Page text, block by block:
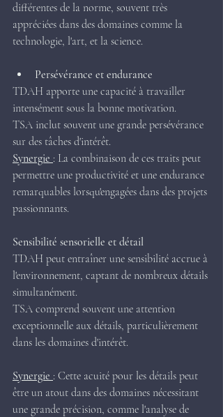
différentes de la norme, souvent très
appréciées dans des domaines comme la
technologie, l'art, et la science.
Persévérance et endurance
TDAH apporte une capacité à travailler
intensément sous la bonne motivation.
TSA inclut souvent une grande persévérance
sur des tâches d'intérêt.
Synergie : La combinaison de ces traits peut
permettre une productivité et une endurance
remarquables lorsqu'engagées dans des projets
passionnants.
Sensibilité sensorielle et détail
TDAH peut entraîner une sensibilité accrue à
l'environnement, captant de nombreux détails
simultanément.
TSA comprend souvent une attention
exceptionnelle aux détails, particulièrement
dans les domaines d'intérêt.
Synergie : Cette acuité pour les détails peut
être un atout dans des domaines nécessitant
une grande précision, comme l'analyse de